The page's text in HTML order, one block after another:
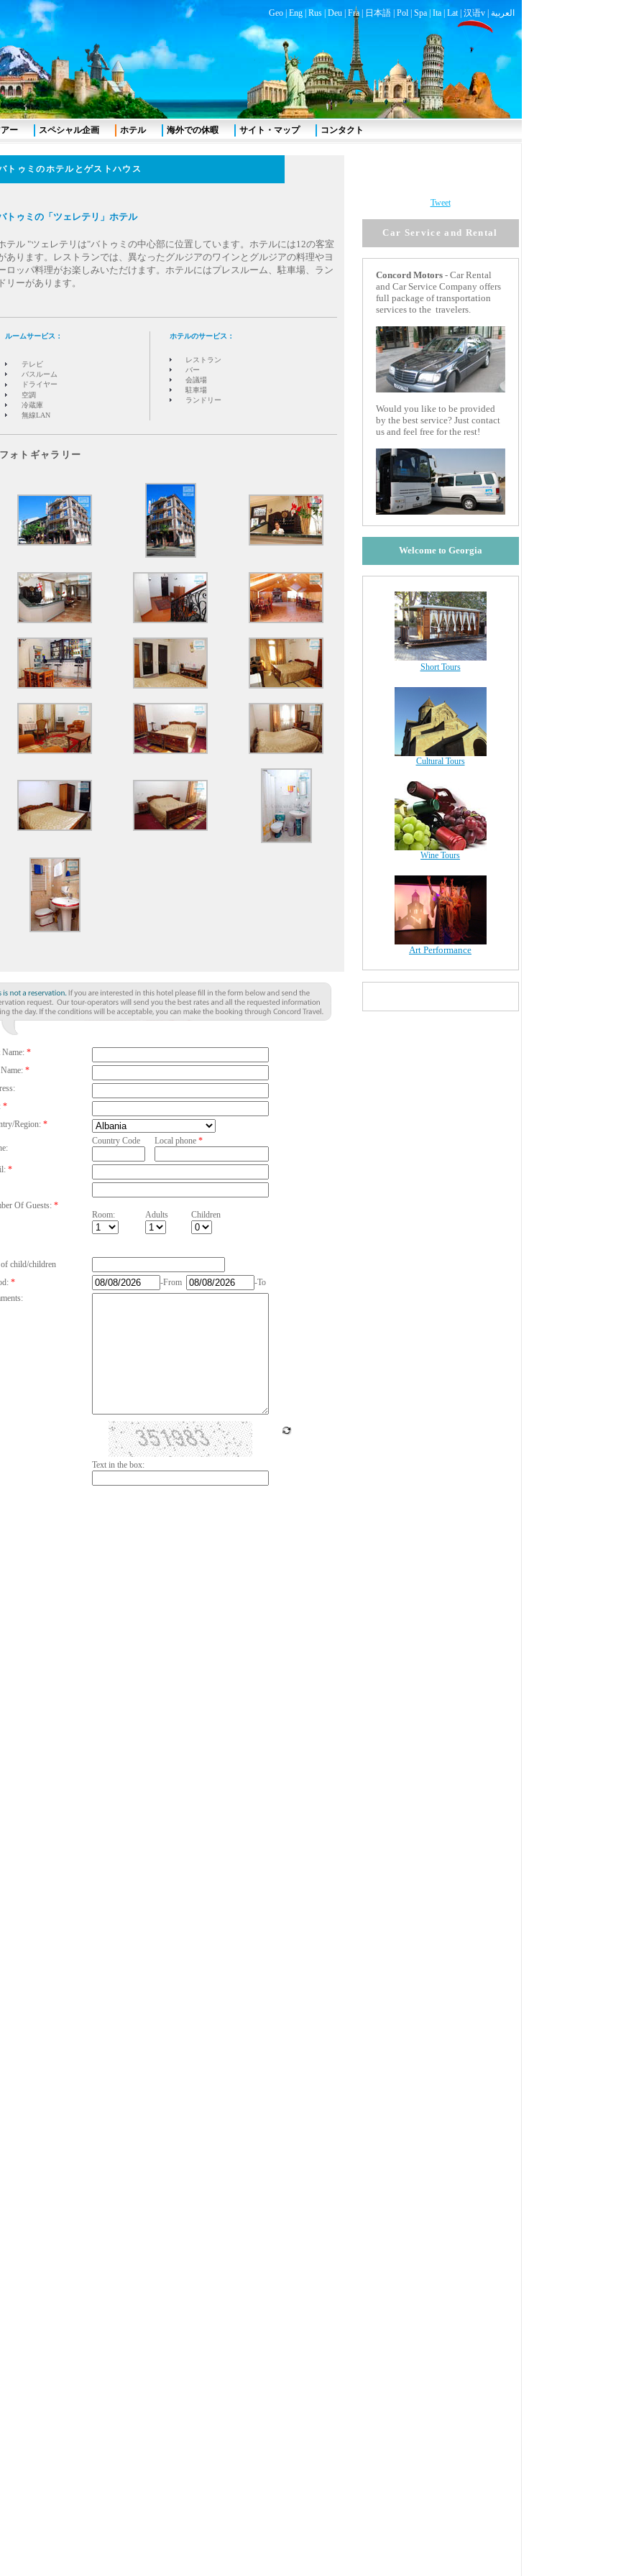
Geo| Eng| Rus| Deu| Fra| 日本語| Pol| Spa| Ita| Lat| 汉语v | العربية
トゥミのホテルとゲストハウス
トゥミの「ツェレテリ」ホテル
テル "ツェレテリは"バトゥミの中心部に位置しています。ホテルには12の客室
あります。レストランでは、異なったグルジアのワインとグルジアの料理やヨ
ロッパ料理がお楽しみいただけます。ホテルにはプレスルーム、駐車場、ラン
ドリーがあります。
ルームサービス：
テレビ
バスルーム
ドライヤー
空調
冷蔵庫
無線LAN
ホテルのサービス：
レストラン
バー
会議場
駐車場
ランドリー
フォトギャラリー
*
*
*
Region: *
Country Code Local phone *
*
Of Guests: *
Room:
Adults Children
child/children
* -From
-To
Text in the box:
Tweet
Car Service and Rental
ConcordMotors- Car Rental
and Car Service Company offers
full package of transportation
services to the travelers.
Would you like to be provided
by the best service? Just contact
us and feel free for the rest!
Welcome to Georgia
Short Tours
Cultural Tours
Wine Tours
Art Performance
ー スペシャル企画 ホテル 海外での休暇 サイト・マップ コンタクト